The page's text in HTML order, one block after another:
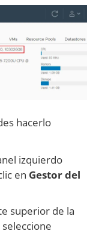
hacerlo
izquierdo
en Gestor del
superior de la